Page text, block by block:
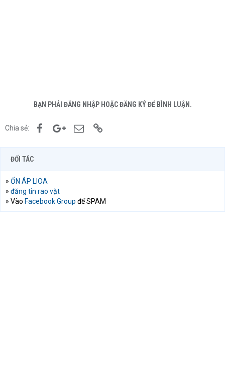
BẠN PHẢI ĐĂNG NHẬP HOẶC ĐĂNG KÝ ĐỂ BÌNH LUẬN.
Chia sẻ: FacebookGoogle+Email
ĐỐI TÁC
» ỔN ÁP LIOA
» đăng tin rao vặt
» Vào Facebook Group để SPAM